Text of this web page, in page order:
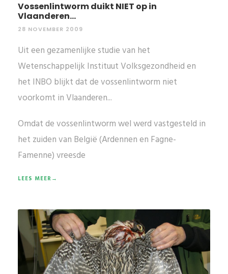
Vossenlintworm duikt NIET op in
Vlaanderen...
28 NOVEMBER 2009
Uit een gezamenlijke studie van het
Wetenschappelijk Instituut Volksgezondheid en
het INBO blijkt dat de vossenlintworm niet
voorkomt in Vlaanderen...
Omdat de vossenlintworm wel werd vastgesteld in
het zuiden van België (Ardennen en Fagne-
Famenne) vreesde
LEES MEER→